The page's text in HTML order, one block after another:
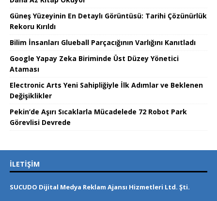
Güneş Yüzeyinin En Detaylı Görüntüsü: Tarihi Çözünürlük
Rekoru Kırıldı
Bilim İnsanları Glueball Parçacığının Varlığını Kanıtladı
Google Yapay Zeka Biriminde Üst Düzey Yönetici
Ataması
Electronic Arts Yeni Sahipliğiyle İlk Adımlar ve Beklenen
Değişiklikler
Pekin’de Aşırı Sıcaklarla Mücadelede 72 Robot Park
Görevlisi Devrede
İLETIŞIM
SUCUDO Dijital Medya Reklam Ajansı Hizmetleri Ltd. Şti.